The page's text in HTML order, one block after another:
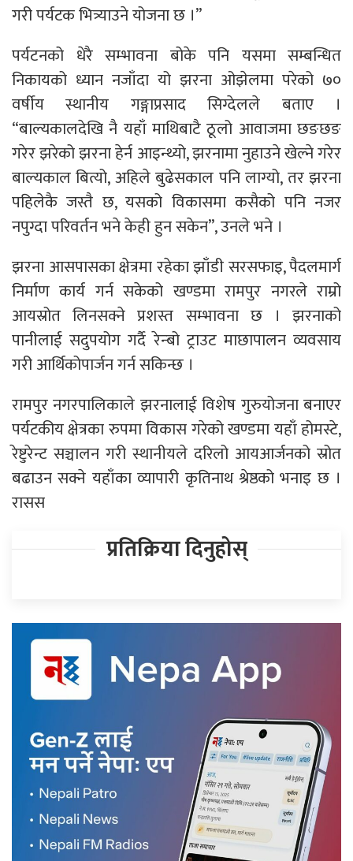
गरी पर्यटक भित्र्याउने योजना छ ।”
पर्यटनको धेरै सम्भावना बोके पनि यसमा सम्बन्धित
निकायको ध्यान नजाँदा यो झरना ओझेलमा परेको ७०
वर्षीय स्थानीय गङ्गाप्रसाद सिग्देलले बताए ।
“बाल्यकालदेखि नै यहाँ माथिबाटै ठूलो आवाजमा छङछङ
गरेर झरेको झरना हेर्न आइन्थ्यो, झरनामा नुहाउने खेल्ने गरेर
बाल्यकाल बित्यो, अहिले बुढेसकाल पनि लाग्यो, तर झरना
पहिलेकै जस्तै छ, यसको विकासमा कसैको पनि नजर
नपुग्दा परिवर्तन भने केही हुन सकेन”, उनले भने ।
झरना आसपासका क्षेत्रमा रहेका झाँडी सरसफाइ, पैदलमार्ग
निर्माण कार्य गर्न सकेको खण्डमा रामपुर नगरले राम्रो
आयस्रोत लिनसक्ने प्रशस्त सम्भावना छ । झरनाको
पानीलाई सदुपयोग गर्दै रेन्बो ट्राउट माछापालन व्यवसाय
गरी आर्थिकोपार्जन गर्न सकिन्छ ।
रामपुर नगरपालिकाले झरनालाई विशेष गुरुयोजना बनाएर
पर्यटकीय क्षेत्रका रुपमा विकास गरेको खण्डमा यहाँ होमस्टे,
रेष्टुरेन्ट सञ्चालन गरी स्थानीयले दरिलो आयआर्जनको स्रोत
बढाउन सक्ने यहाँका व्यापारी कृतिनाथ श्रेष्ठको भनाइ छ ।
रासस
प्रतिक्रिया दिनुहोस्